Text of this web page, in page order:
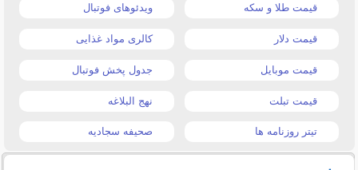
قیمت طلا و سکه ویدئوهای فوتبال
قیمت دلار کالری مواد غذایی
قیمت موبایل جدول پخش فوتبال
قیمت تبلت نهج البلاغه
تیتر روزنامه ها صحیفه سجادیه